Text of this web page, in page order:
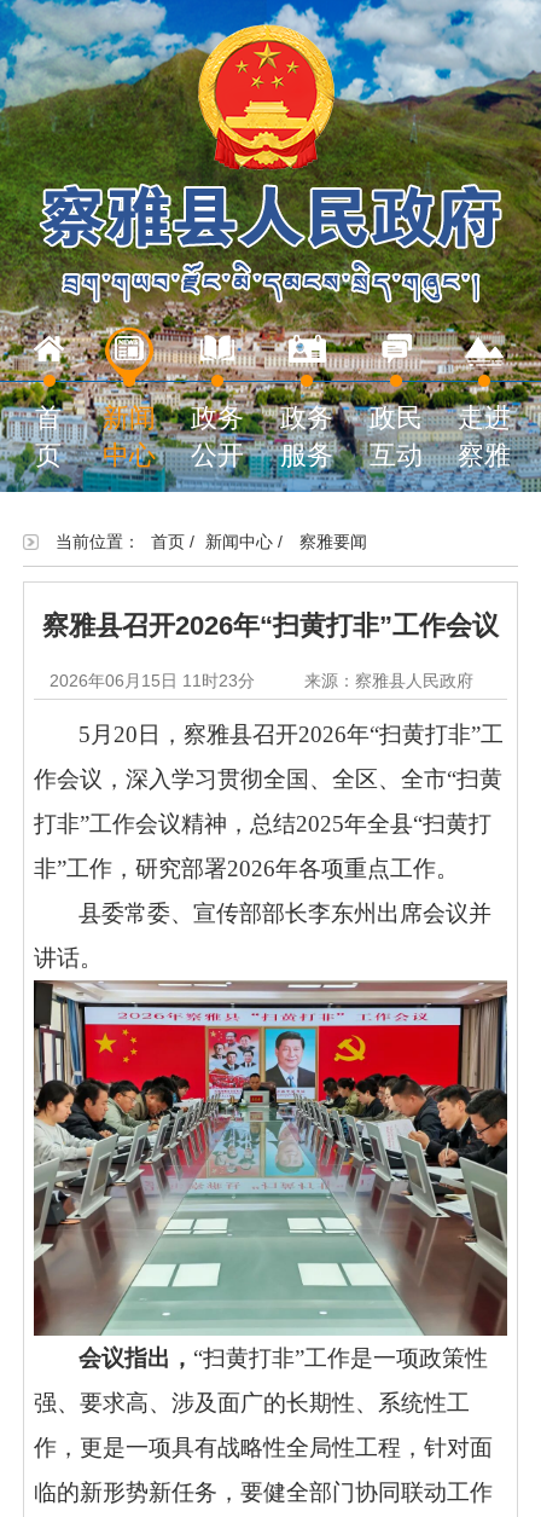
首
页
新闻
中心
政务
公开
政务
服务
政民
互动
走进
察雅
当前位置： 首页/ 新闻中心/ 察雅要闻
察雅县召开2026年“扫黄打非”工作会议
2026年06月15日 11时23分 来源：察雅县人民政府
5月20日，察雅县召开2026年“扫黄打非”工
作会议，深入学习贯彻全国、全区、全市“扫黄
打非”工作会议精神，总结2025年全县“扫黄打
非”工作，研究部署2026年各项重点工作。
县委常委、宣传部部长李东州出席会议并
讲话。
会议指出， “扫黄打非”工作是一项政策性
强、要求高、涉及面广的长期性、系统性工
作，更是一项具有战略性全局性工程， 针对面
临的新形势新任务，要健全部门协同联动工作